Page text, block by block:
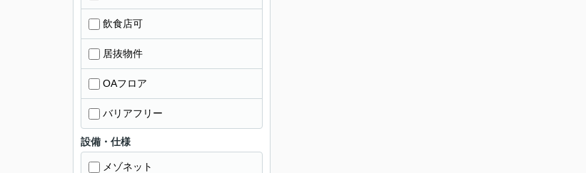
飲食店可
居抜物件
OAフロア
バリアフリー
設備・仕様
メゾネット